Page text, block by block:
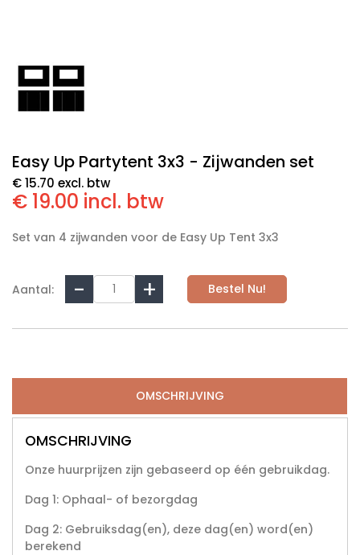
Easy Up Partytent 3x3 - Zijwanden set
€ 15.70 excl. btw
€ 19.00 incl. btw
Set van 4 zijwanden voor de Easy Up Tent 3x3
Aantal: Bestel Nu!
OMSCHRIJVING
OMSCHRIJVING
Onze huurprijzen zijn gebaseerd op één gebruikdag.
Dag 1: Ophaal- of bezorgdag
Dag 2: Gebruiksdag(en), deze dag(en) word(en)
berekend